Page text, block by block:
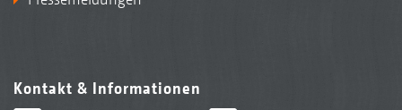
Kontakt & Informationen